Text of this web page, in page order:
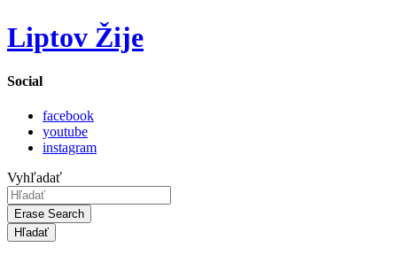
Liptov Žije
Social
facebook
youtube
instagram
Vyhľadať
Erase Search